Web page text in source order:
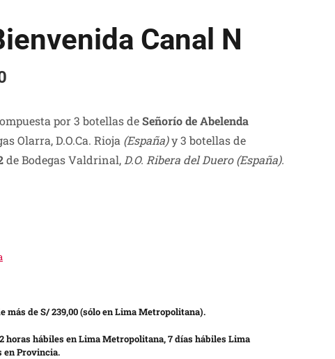
Canal N
por 3 botellas deSeñorío de Abelenda
Olarra, D.O.Ca. Rioja (España)y 3 botellas de
de Bodegas Valdrinal, D.O. Ribera del Duero (España).
más de S/ 239,00 (sólo en Lima Metropolitana).
horas hábiles en Lima Metropolitana, 7 días hábiles Lima
en Provincia.